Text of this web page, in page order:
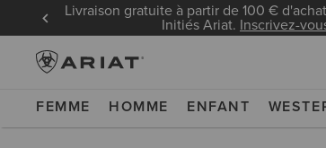
Livraison gratuite à partir de 100 €
Initiés Ariat. Inscrivez-
FEMME HOMME ENFANT